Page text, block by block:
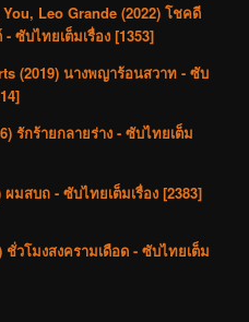
Leo Grande (2022) โชคดี
ซับไทยเต็มเรื่อง [1353]
(2019) นางพญาร้อนสวาท - ซับ
รักร้ายกลายร่าง - ซับไทยเต็ม
ผมสบถ - ซับไทยเต็มเรื่อง [2383]
ชั่วโมงสงครามเดือด - ซับไทยเต็ม